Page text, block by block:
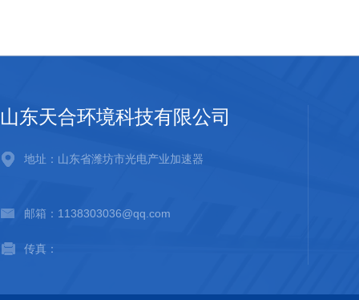
山东天合环境科技有限公司
地址：山东省潍坊市光电产业加速器
邮箱：1138303036@qq.com
传真：